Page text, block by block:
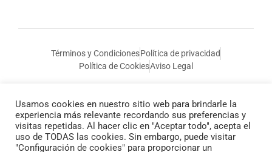
Términos y CondicionesPolítica de privacidad
Política de CookiesAviso Legal
Usamos cookies en nuestro sitio web para brindarle la
experiencia más relevante recordando sus preferencias y
visitas repetidas. Al hacer clic en "Aceptar todo", acepta el
uso de TODAS las cookies. Sin embargo, puede visitar
"Configuración de cookies" para proporcionar un